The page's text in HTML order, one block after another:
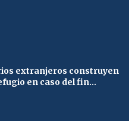
extranjeros construyen
en caso del fin...